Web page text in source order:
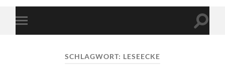
Mobile-
Menü
SCHLAGWORT: LESEECKE